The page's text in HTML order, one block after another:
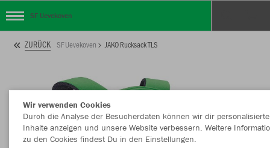
SF Uevekoven
ZURÜCK SF Uevekoven JAKO Rucksack TLS
Wir verwenden Cookies
Durch die Analyse der Besucherdaten können wir dir personalisierte
Inhalte anzeigen und unsere Website verbessern. Weitere
zu den Cookies findest Du in den Einstellungen.